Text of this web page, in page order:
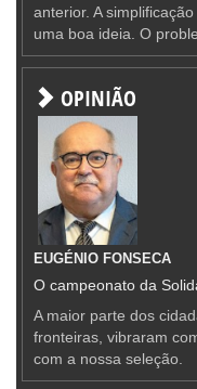
anterior. A
uma boa ideia. O
OPINIÃO
EUGÉNIO FONSECA
O campeonato da
A maior parte dos
fronteiras, vibraram
com a nossa seleção.